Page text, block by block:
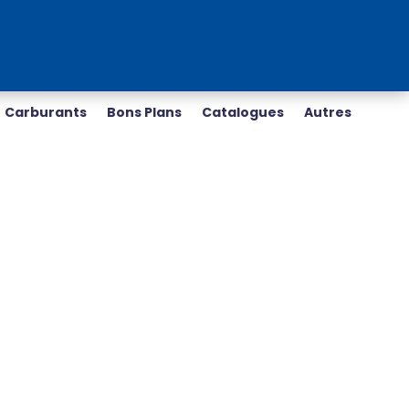
Carburants Bons Plans Catalogues Autres